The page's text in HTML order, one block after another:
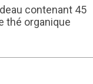
contenant 45
thé organique